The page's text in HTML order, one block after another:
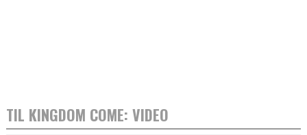
TIL KINGDOM COME: VIDEO